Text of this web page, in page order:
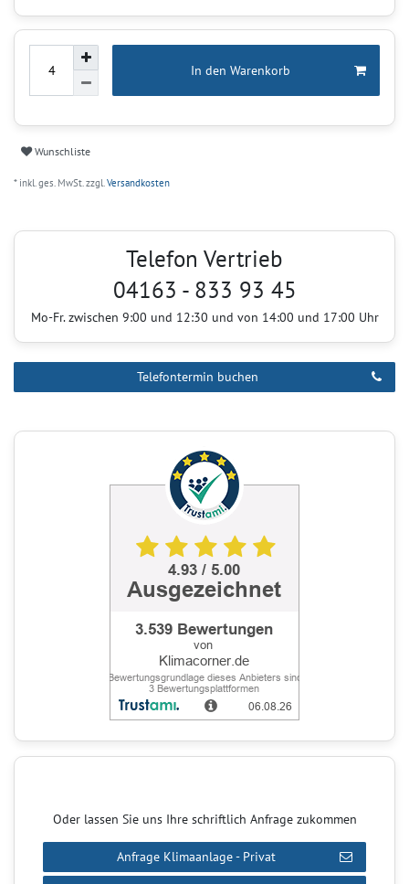
In den Warenkorb
Wunschliste
* inkl. ges. MwSt. zzgl.Versandkosten
Telefon Vertrieb
04163 - 833 93 45
Mo-Fr. zwischen 9:00 und 12:30 und von 14:00 und 17:00 Uhr
Telefontermin buchen
Oder lassen Sie uns Ihre schriftlich Anfrage zukommen
Anfrage Klimaanlage - Privat